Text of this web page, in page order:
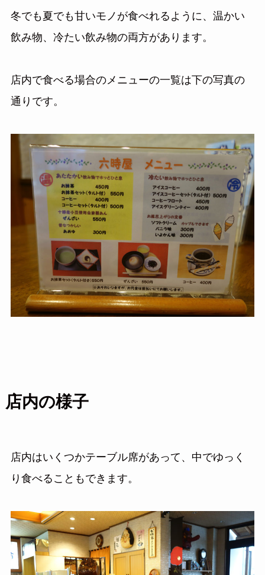
冬でも夏でも甘いモノが食べれるように、温かい
飲み物、冷たい飲み物の両方があります。
店内で食べる場合のメニューの一覧は下の写真の
通りです。
店内の様子
店内はいくつかテーブル席があって、中でゆっく
り食べることもできます。